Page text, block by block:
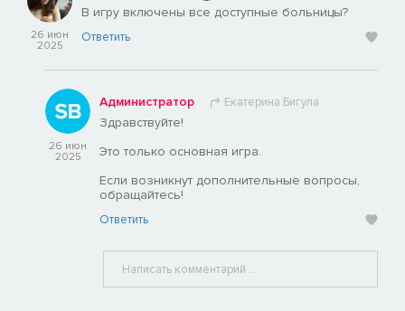
26 июн
2025
В игру включены все доступные больницы?
Ответить
26 июн
2025
Администратор Екатерина Бигула
Здравствуйте!
Это только основная игра.
Если возникнут дополнительные вопросы,
обращайтесь!
Ответить